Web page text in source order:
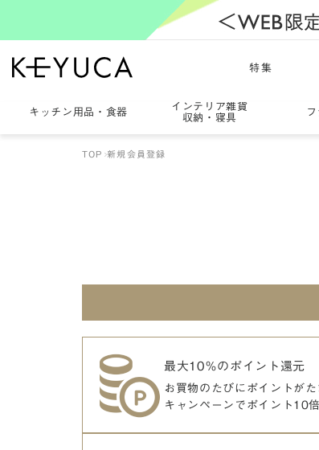
特集
キッチン用品 ・ 食器
インテリア雑貨
収納・寝具
TOP 新規会員登録
最大10％のポイント還元
お買物のたびにポイントがた
キャンペーンでポイント10倍